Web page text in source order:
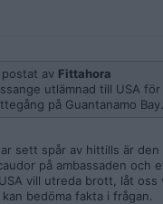
av Fittahora
utlämnad till USA
på Guantanamo Bay.
sett spår av hittills är den
på ambassaden och
vill utreda brott, låt oss
bedöma fakta i frågan.